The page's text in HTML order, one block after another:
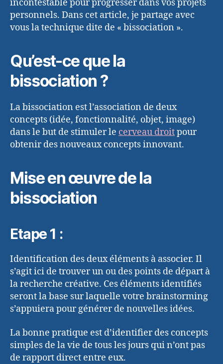
incontestable pour progresser dans vos projets
personnels. Dans cet article, je partage avec
vous la technique dite de « bissociation ».
Qu’est-ce que la
bissociation ?
La bissociation est l’association de deux
concepts (idée, fonctionnalité, objet, image)
dans le but de stimuler le cerveau droitpour
obtenir des nouveaux concepts innovant.
Mise en œuvre de la
bissociation
Etape 1 :
Identification des deux éléments à associer. Il
s’agit ici de trouver un ou des points de départ à
la recherche créative. Ces éléments identifiés
seront la base sur laquelle votre brainstorming
s’appuiera pour générer de nouvelles idées.
La bonne pratique est d’identifier des concepts
simples de la vie de tous les jours qui n’ont pas
de rapport direct entre eux.